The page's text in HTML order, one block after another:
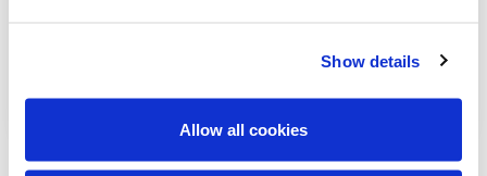
Show details
Allow all cookies
Webinars